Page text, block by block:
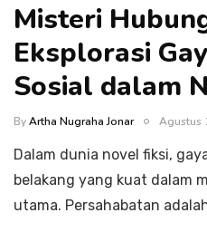
Misteri
Eksplorasi
Sosial dalam
ByArtha Nugraha Jonar Agustus
Dalam dunia novel fiksi,
belakang yang kuat dalam
utama. Persahabatan